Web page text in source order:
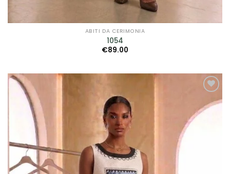
ABITI DA CERIMONIA
1054
€89.00
AGGIUNGI
ALLA TUA
LISTA DEI
DESIDERI